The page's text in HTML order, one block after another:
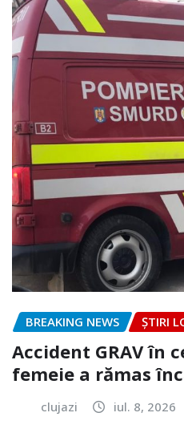
BREAKING NEWS ȘTIRI
Accident GRAV în
femeie a rămas
clujazi iul. 8, 2026